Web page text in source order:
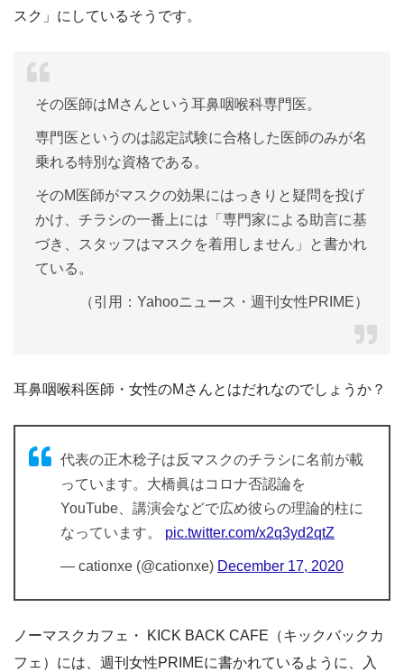
スク」にしているそうです。
その医師はMさんという耳鼻咽喉科専門医。
専門医というのは認定試験に合格した医師のみが名
乗れる特別な資格である。
そのM医師がマスクの効果にはっきりと疑問を投げ
かけ、チラシの一番上には「専門家による助言に基
づき、スタッフはマスクを着用しません」と書かれ
ている。
（引用：Yahooニュース・週刊女性PRIME）
耳鼻咽喉科医師・女性のMさんとはだれなのでしょうか？
代表の正木稔子は反マスクのチラシに名前が載
っています。大橋眞はコロナ否認論を
YouTube、講演会などで広め彼らの理論的柱に
なっています。 pic.twitter.com/x2q3yd2qtZ
— cationxe (@cationxe) December 17, 2020
ノーマスクカフェ・ KICK BACK CAFE（キックバックカ
フェ）には、週刊女性PRIMEに書かれているように、入